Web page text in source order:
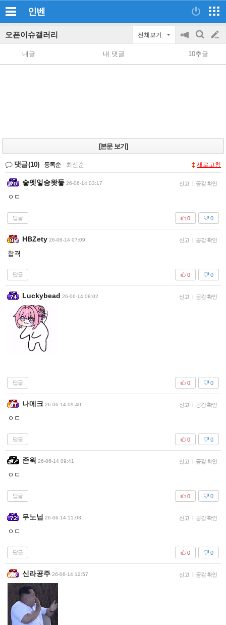
인벤
오픈이슈갤러리 전체보기
공
지
on/off
검
색
글
쓰
내글 내 댓글 10추글
[본문 보기]
댓글(10) 등록순 최신순 새로고침
슿펫잏승왓듷 26-06-14 03:17 신고 | 공감 확인
ㅇㄷ
답글 0
0
HBZety 26-06-14 07:09 신고 | 공감 확인
합격
답글 0
0
Luckybead 26-06-14 08:02 신고 | 공감 확인
답글 0
0
나메크 26-06-14 09:40 신고 | 공감 확인
ㅇㄷ
답글 0
0
존윅 26-06-14 09:41 신고 | 공감 확인
ㅇㄷ
답글 0
0
무노님 26-06-14 11:03 신고 | 공감 확인
ㅇㄷ
답글 0
0
신라공주 26-06-14 12:57 신고 | 공감 확인